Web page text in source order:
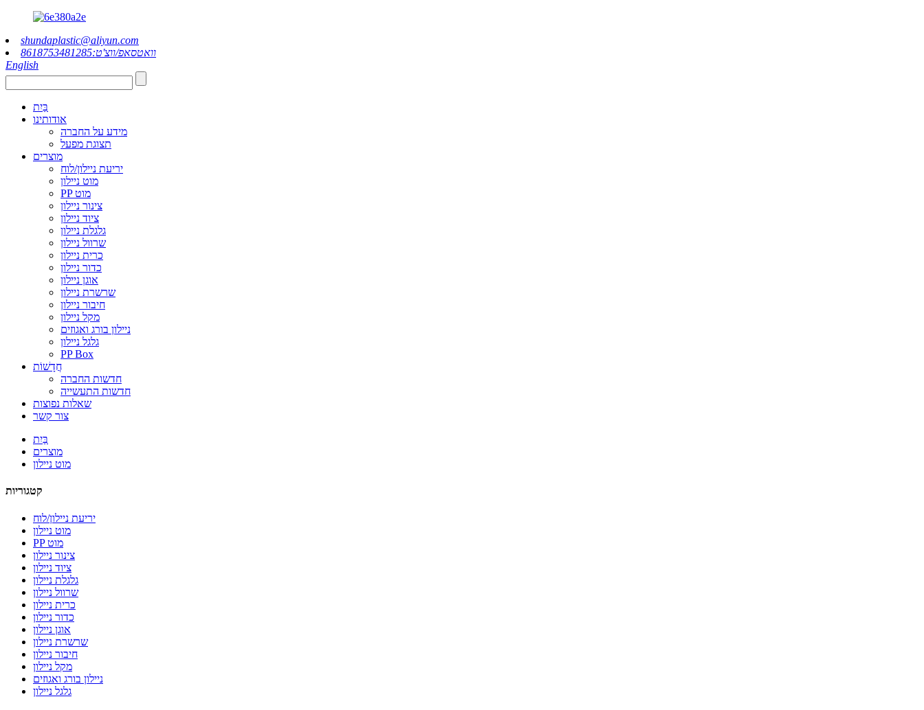
shundaplastic@aliyun.com
וואטסאפ/ווצ'ט:8618753481285
English
בַּיִת
אודותינו
מידע על החברה
תצוגת מפעל
מוצרים
יריעת ניילון/לוח
מוט ניילון
PP מוט
צינור ניילון
ציוד ניילון
גלגלת ניילון
שרוול ניילון
כרית ניילון
כדור ניילון
אוגן ניילון
שרשרת ניילון
חיבור ניילון
מקל ניילון
ניילון בורג ואגוזים
גלגל ניילון
PP Box
חֲדָשׁוֹת
חדשות החברה
חדשות התעשייה
שאלות נפוצות
צור קשר
בַּיִת
מוצרים
מוט ניילון
קטגוריות
יריעת ניילון/לוח
מוט ניילון
PP מוט
צינור ניילון
ציוד ניילון
גלגלת ניילון
שרוול ניילון
כרית ניילון
כדור ניילון
אוגן ניילון
שרשרת ניילון
חיבור ניילון
מקל ניילון
ניילון בורג ואגוזים
גלגל ניילון